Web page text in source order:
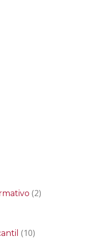
(2)
(10)